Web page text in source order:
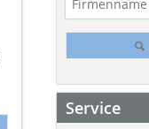
Service